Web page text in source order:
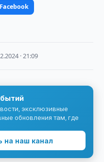
Facebook
· 21:09
эксклюзивные
обновления там, где
на наш канал